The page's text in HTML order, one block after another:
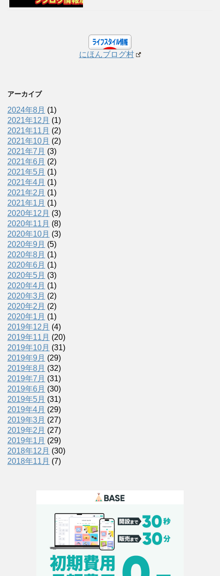
にほんブログ村
アーカイブ
2024年8月 (1)
2021年12月 (1)
2021年11月 (2)
2021年10月 (2)
2021年7月 (3)
2021年6月 (2)
2021年5月 (1)
2021年4月 (1)
2021年2月 (1)
2021年1月 (1)
2020年12月 (3)
2020年11月 (8)
2020年10月 (3)
2020年9月 (5)
2020年8月 (1)
2020年6月 (1)
2020年5月 (3)
2020年4月 (1)
2020年3月 (2)
2020年2月 (2)
2020年1月 (1)
2019年12月 (4)
2019年11月 (20)
2019年10月 (31)
2019年9月 (29)
2019年8月 (32)
2019年7月 (31)
2019年6月 (30)
2019年5月 (31)
2019年4月 (29)
2019年3月 (27)
2019年2月 (27)
2019年1月 (29)
2018年12月 (30)
2018年11月 (7)